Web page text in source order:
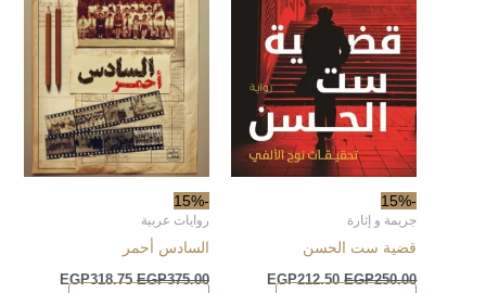
-15%
جريمة و إثارة
قضية ست الحسن
EGP250.00
EGP212.50
-15%
روايات عربية
السادس أحمر
EGP375.00
EGP318.75